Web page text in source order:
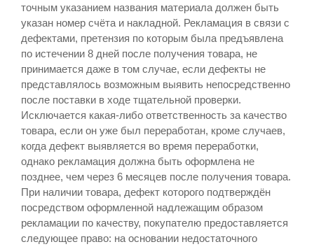
точным указанием названия материала должен быть
указан номер счёта и накладной. Рекламация в связи с
дефектами, претензия по которым была предъявлена
по истечении 8 дней после получения товара, не
принимается даже в том случае, если дефекты не
представлялось возможным выявить непосредственно
после поставки в ходе тщательной проверки.
Исключается какая-либо ответственность за качество
товара, если он уже был переработан, кроме случаев,
когда дефект выявляется во время переработки,
однако рекламация должна быть оформлена не
позднее, чем через 6 месяцев после получения товара.
При наличии товара, дефект которого подтверждён
посредством оформленной надлежащим образом
рекламации по качеству, покупателю предоставляется
следующее право: на основании недостаточного